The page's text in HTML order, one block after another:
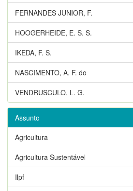
FERNANDES JUNIOR, F.
HOOGERHEIDE, E. S. S.
IKEDA, F. S.
NASCIMENTO, A. F. do
VENDRUSCULO, L. G.
Assunto
Agricultura
Agricultura Sustentável
Ilpf